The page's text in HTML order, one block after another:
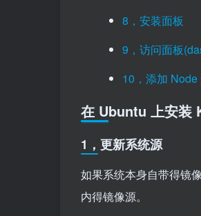
8，安装面板
9，访问面板
10，添加
在 Ubuntu 上安装
1，更新系统源
如果系统本身自带得镜
内得镜像源。